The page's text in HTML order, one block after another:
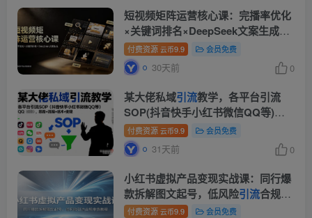
短视频矩阵运营核心课：完播率优化
×关键词排名×DeepSeek文案生成，
从零搭建多平台引流体系
付费资源 云币9.9 会员免费
30天前 0
某大佬私域引流教学，各平台引流
SOP(抖音快手小红书微信QQ等)，
思路+流程+话术+变现(更新0708)
付费资源 云币9.9 会员免费
31天前 0
小红书虚拟产品变现实战课：同行爆
款拆解图文起号，低风险引流合规带
货教程
付费资源 云币9.9 会员免费